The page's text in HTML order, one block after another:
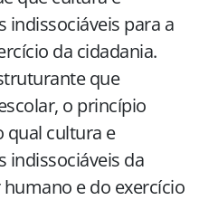
indissociáveis para a
da cidadania.
que
o princípio
qual cultura e
indissociáveis da
e do exercício